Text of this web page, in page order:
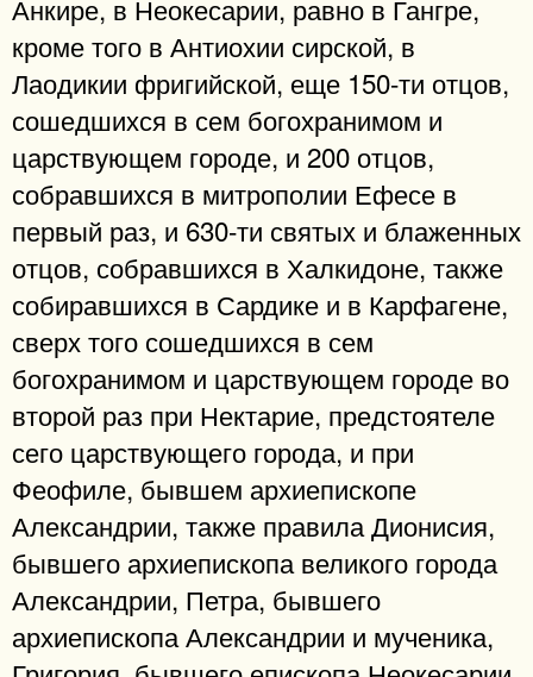
Анкире, в Неокесарии, равно в Гангре,
кроме того в Антиохии сирской, в
Лаодикии фригийской, еще 150-ти отцов,
сошедшихся в сем богохранимом и
царствующем городе, и 200 отцов,
собравшихся в митрополии Ефесе в
первый раз, и 630-ти святых и блаженных
отцов, собравшихся в Халкидоне, также
собиравшихся в Сардике и в Карфагене,
сверх того сошедшихся в сем
богохранимом и царствующем городе во
второй раз при Нектарие, предстоятеле
сего царствующего города, и при
Феофиле, бывшем архиепископе
Александрии, также правила Дионисия,
бывшего архиепископа великого города
Александрии, Петра, бывшего
архиепископа Александрии и мученика,